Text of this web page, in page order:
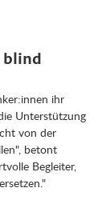
ihr
Unterstützung
von der
betont
Begleiter,